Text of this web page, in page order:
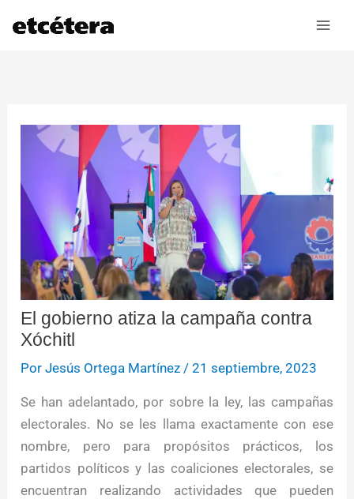
El gobierno atiza la campaña contra
Xóchitl
PorJesús Ortega Martínez /21 septiembre, 2023
Se han adelantado, por sobre la ley, las campañas
electorales. No se les llama exactamente con ese
nombre, pero para propósitos prácticos, los
partidos políticos y las coaliciones electorales, se
encuentran realizando actividades que pueden